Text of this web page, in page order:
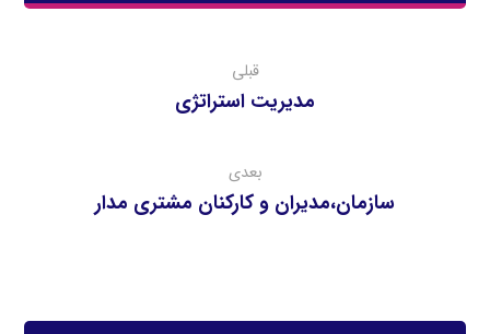
قبلی
مديريت استراتژي
بعدی
سازمان،مديران و كاركنان مشتري مدار